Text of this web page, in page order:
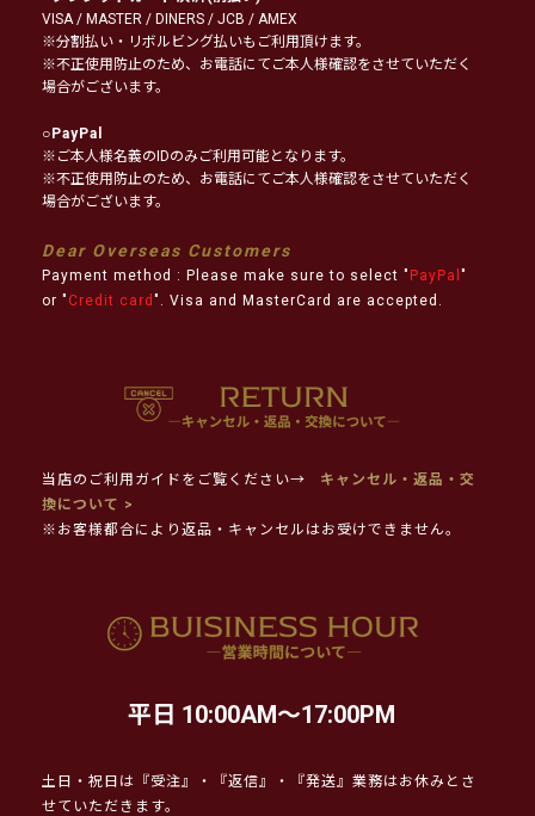
VISA / MASTER / DINERS / JCB / AMEX
※分割払い・リボルビング払いもご利用頂けます。
※不正使用防止のため、お電話にてご本人様確認をさせていただく
場合がございます。
○PayPal
※ご本人様名義のIDのみご利用可能となります。
※不正使用防止のため、お電話にてご本人様確認をさせていただく
場合がございます。
Dear Overseas Customers
Payment method : Please make sure to select " PayPal "
or " Credit card ". Visa and MasterCard are accepted.
当店のご利用ガイドをご覧ください→
キャンセル・返品・交
換について >
※お客様都合により返品・キャンセルはお受けできません。
平日 10:00AM～17:00PM
土日・祝日は『受注』・『返信』・『発送』業務はお休みとさ
せていただきます。